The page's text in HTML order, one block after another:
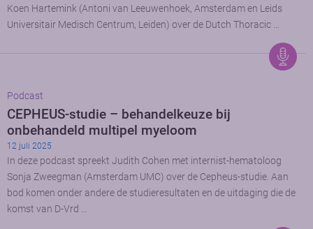
Koen Hartemink (Antoni van Leeuwenhoek, Amsterdam en Leids
Universitair Medisch Centrum, Leiden) over de Dutch Thoracic …
Podcast
CEPHEUS-studie – behandelkeuze bij
onbehandeld multipel myeloom
12 juli 2025
In deze podcast spreekt Judith Cohen met internist-hematoloog
Sonja Zweegman (Amsterdam UMC) over de Cepheus-studie. Aan
bod komen onder andere de studieresultaten en de uitdaging die de
komst van D-Vrd …